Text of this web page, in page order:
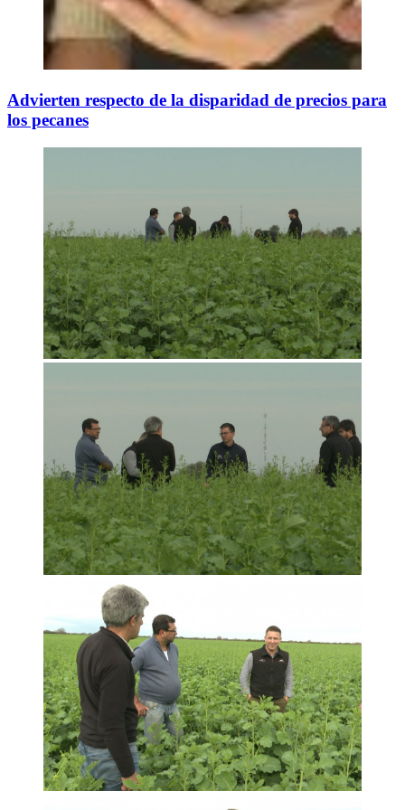
Advierten respecto de la disparidad de precios para
los pecanes